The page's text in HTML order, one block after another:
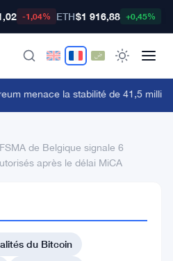
-1,04% ETH$1 916,88 +0,45%
menace la stabilité de 41,5
de Belgique signale 6
après le délai MiCA
du Bitcoin